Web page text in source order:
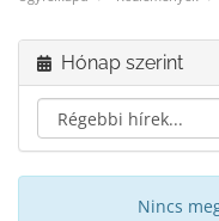
Hónap szerint
Nincs